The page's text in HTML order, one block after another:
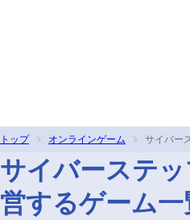
トップ オンラインゲーム サイバー
サイバーステ
営するゲーム